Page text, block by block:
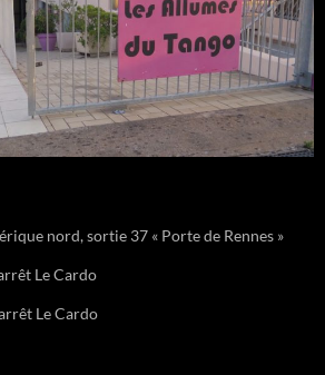
nord, sortie 37 « Porte de Rennes »
Le Cardo
Le Cardo